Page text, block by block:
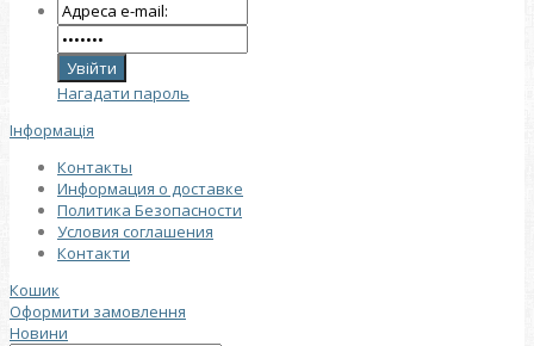
Нагадати пароль
Інформація
Контакты
Информация о доставке
Политика Безопасности
Условия соглашения
Контакти
Кошик
Оформити замовлення
Новини